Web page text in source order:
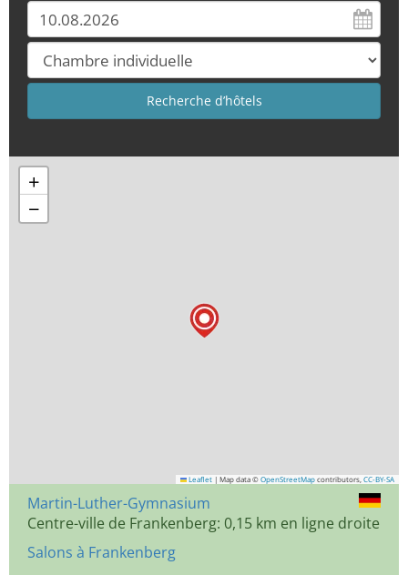
+
−
Leaflet | Map data © OpenStreetMap contributors, CC-BY-SA
Martin-Luther-Gymnasium
Centre-ville de Frankenberg: 0,15 km en ligne droite
Salons à Frankenberg